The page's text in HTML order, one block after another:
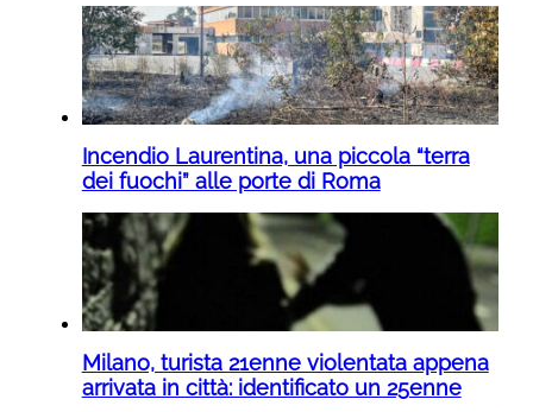
Incendio Laurentina, una piccola “terra
dei fuochi” alle porte di Roma
Milano, turista 21enne violentata appena
arrivata in città: identificato un 25enne